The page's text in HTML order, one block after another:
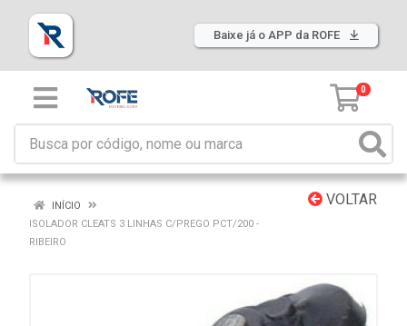
Baixe já o APP da ROFE
0
VOLTAR
INÍCIO
ISOLADOR CLEATS 3 LINHAS C/PREGO PCT/200 -
RIBEIRO